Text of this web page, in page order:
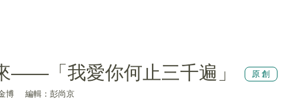
——「我愛你何止三千遍」 原創
博 編輯：彭尚京